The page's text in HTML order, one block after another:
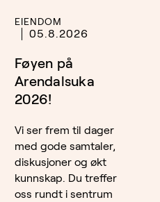
EIENDOM
05.8.2026
Føyen på
Arendalsuka
2026!
Vi ser frem til dager
med gode samtaler,
diskusjoner og økt
kunnskap. Du treffer
oss rundt i sentrum